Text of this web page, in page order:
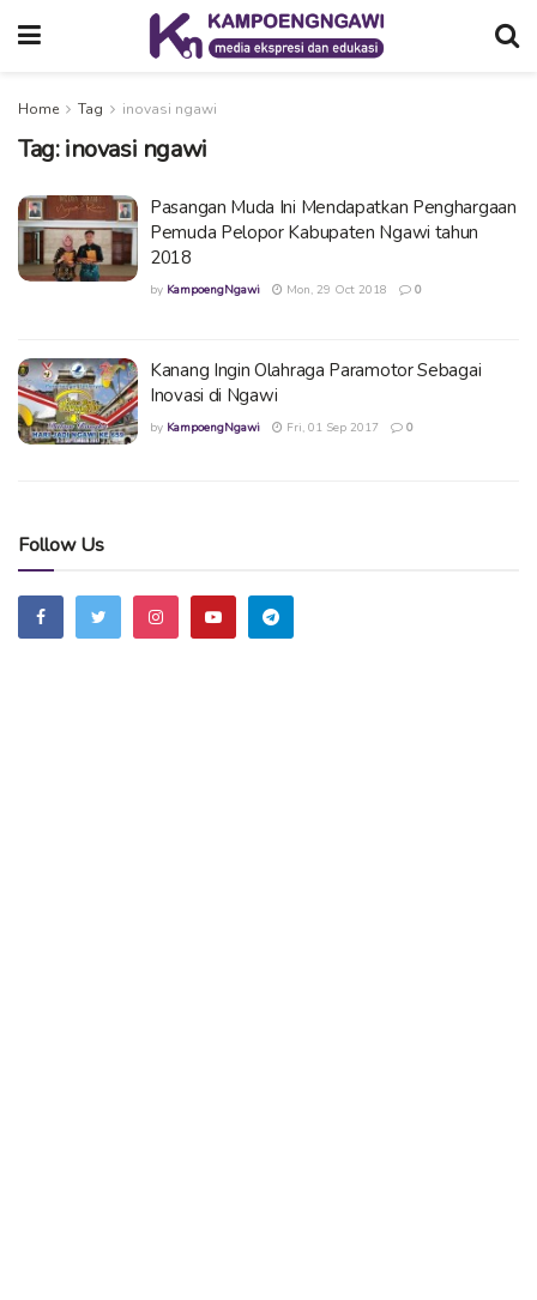
Home Tag inovasi ngawi
Tag:inovasi ngawi
Pasangan Muda Ini Mendapatkan Penghargaan
Pemuda Pelopor Kabupaten Ngawi tahun
2018
by KampoengNgawi Mon, 29 Oct 2018 0
Kanang Ingin Olahraga Paramotor Sebagai
Inovasi di Ngawi
by KampoengNgawi Fri, 01 Sep 2017 0
Follow Us